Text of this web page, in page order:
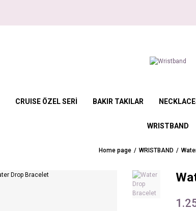
CRUISE ÖZEL SERİ BAKIR TAKILAR
WRISTBAND
Home page WRISTBAND